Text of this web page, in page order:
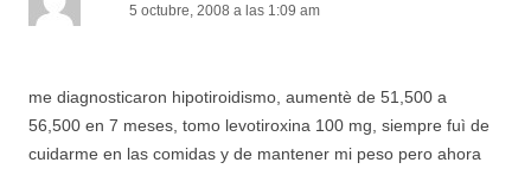
5 octubre, 2008 a las 1:09 am
me diagnosticaron hipotiroidismo, aumentè de 51,500 a
56,500 en 7 meses, tomo levotiroxina 100 mg, siempre fuì de
cuidarme en las comidas y de mantener mi peso pero ahora